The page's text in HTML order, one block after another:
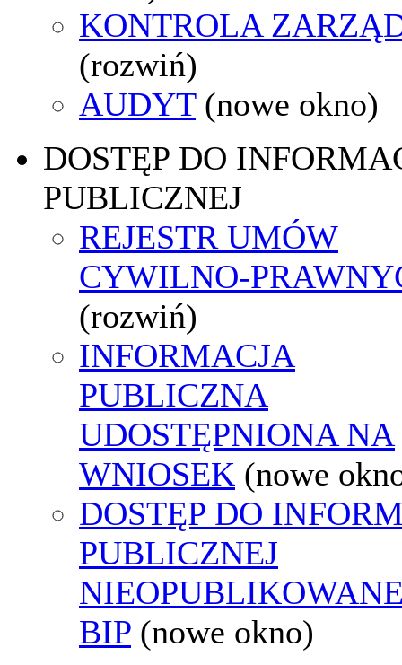
KONTROLA
(rozwiń)
AUDYT (nowe okno)
DOSTĘP DO
PUBLICZNEJ
REJESTR UMÓW
CYWILNO-
(rozwiń)
INFORMACJA
PUBLICZNA
UDOSTĘPNIONA NA
WNIOSEK (nowe
DOSTĘP DO
PUBLICZNEJ
BIP (nowe okno)